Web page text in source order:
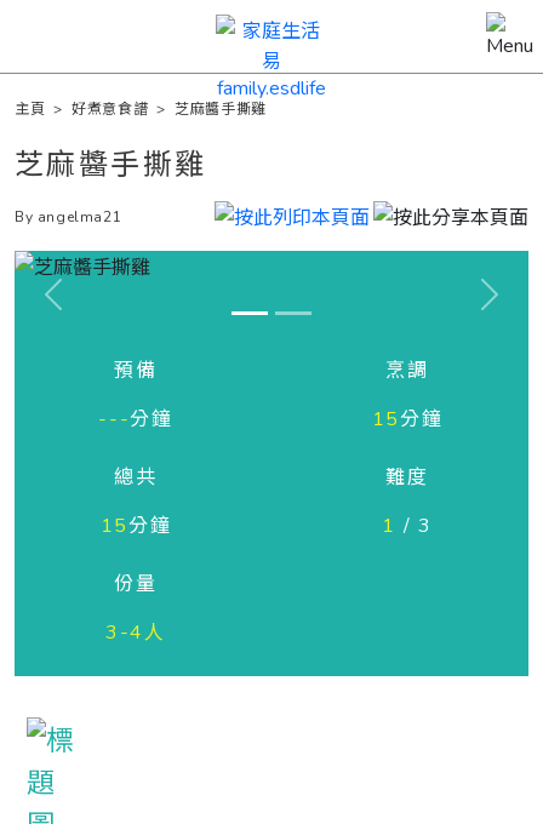
主頁 >好煮意食譜 >芝麻醬手撕雞
芝麻醬手撕雞
By angelma21
Previous Next
預備
---分鐘
烹調
15分鐘
總共
15分鐘
難度
1 / 3
份量
3-4人